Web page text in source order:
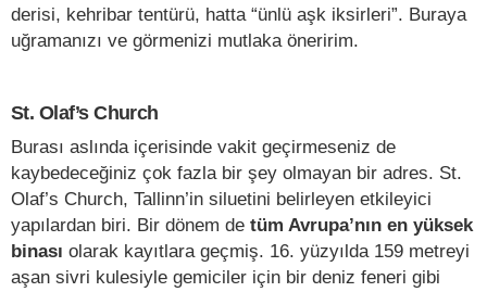
derisi, kehribar tentürü, hatta “ünlü aşk iksirleri”. Buraya
uğramanızı ve görmenizi mutlaka öneririm.
St. Olaf’s Church
Burası aslında içerisinde vakit geçirmeseniz de
kaybedeceğiniz çok fazla bir şey olmayan bir adres. St.
Olaf’s Church, Tallinn’in siluetini belirleyen etkileyici
yapılardan biri. Bir dönem de tüm Avrupa’nın en yüksek
binası olarak kayıtlara geçmiş. 16. yüzyılda 159 metreyi
aşan sivri kulesiyle gemiciler için bir deniz feneri gibi